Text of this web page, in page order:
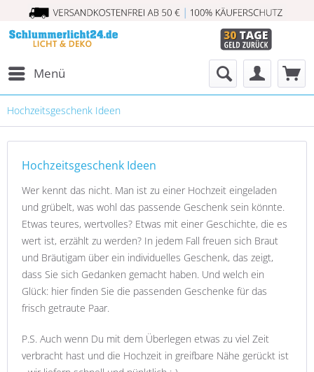
Menü
Hochzeitsgeschenk Ideen
Hochzeitsgeschenk Ideen
Wer kennt das nicht. Man ist zu einer Hochzeit eingeladen
und grübelt, was wohl das passende Geschenk sein könnte.
Etwas teures, wertvolles? Etwas mit einer Geschichte, die es
wert ist, erzählt zu werden? In jedem Fall freuen sich Braut
und Bräutigam über ein individuelles Geschenk, das zeigt,
dass Sie sich Gedanken gemacht haben. Und welch ein
Glück: hier finden Sie die passenden Geschenke für das
frisch getraute Paar.
P.S. Auch wenn Du mit dem Überlegen etwas zu viel Zeit
verbracht hast und die Hochzeit in greifbare Nähe gerückt ist